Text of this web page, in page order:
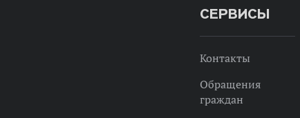
СЕРВИСЫ
Контакты
Обращения
граждан